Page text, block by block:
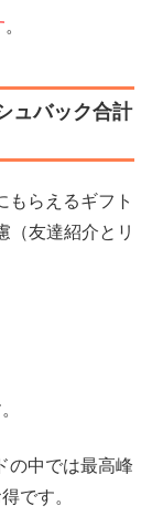
。
ュバック合計
もらえるギフト
（友達紹介とリ
の中では最高峰
です。